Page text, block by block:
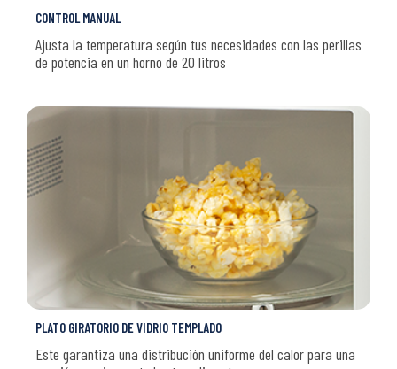
CONTROL MANUAL
Ajusta la temperatura según tus necesidades con las perillas
de potencia en un horno de 20 litros
PLATO GIRATORIO DE VIDRIO TEMPLADO
Este garantiza una distribución uniforme del calor para una